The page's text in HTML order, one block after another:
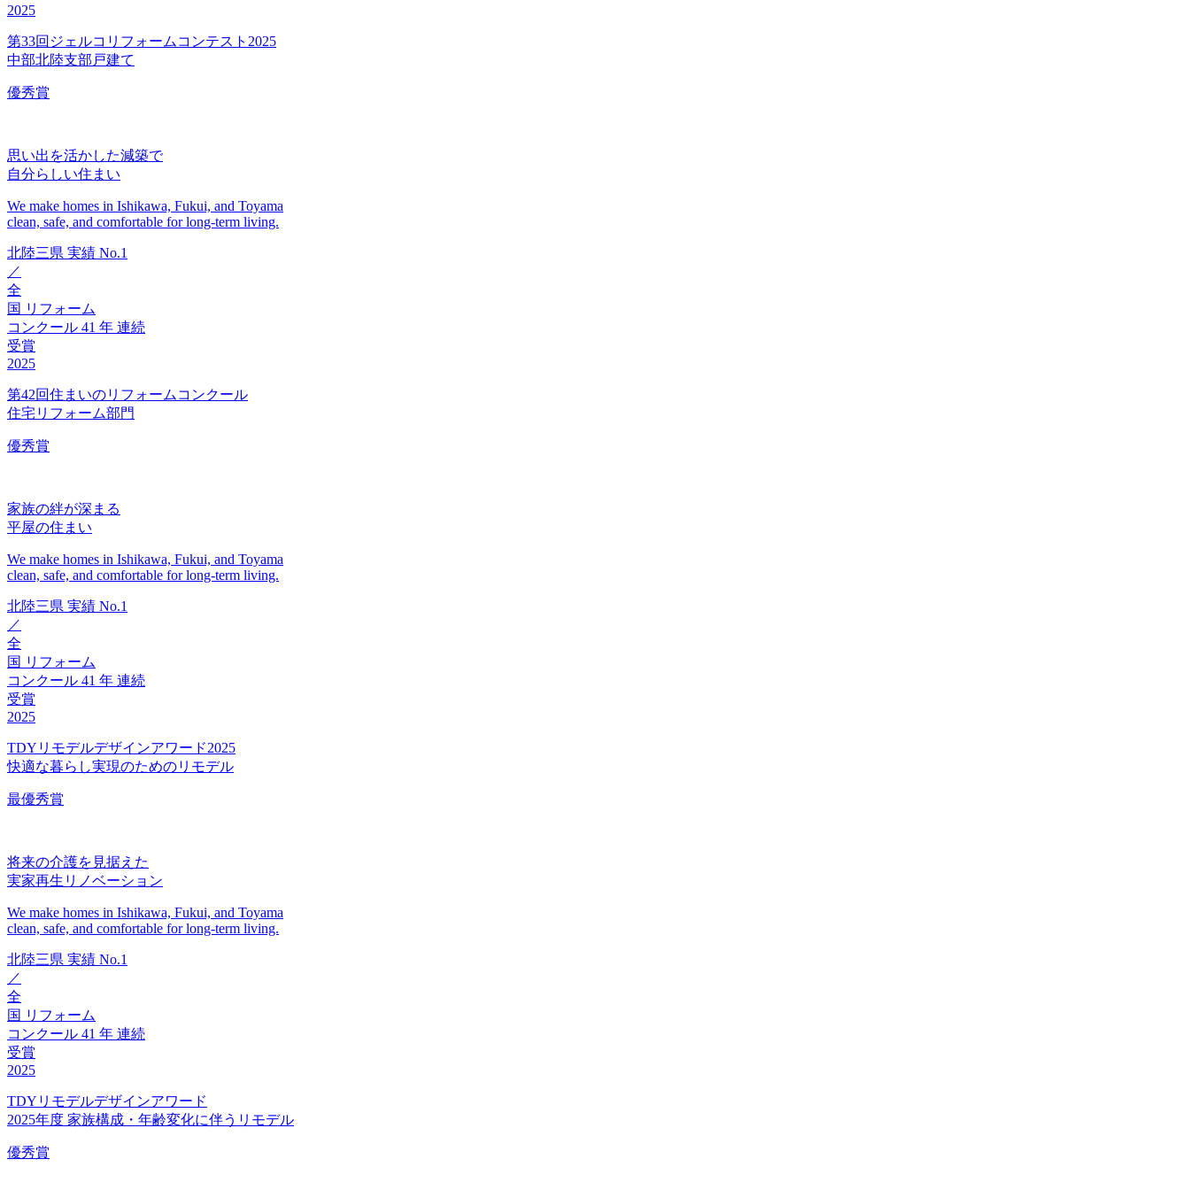
2025
第33回ジェルコリフォームコンテスト2025
中部北陸支部戸建て
優秀賞
思い出を活かした減築で
自分らしい住まい
We make homes in Ishikawa, Fukui, and Toyama
clean, safe, and comfortable for long-term living.
北陸三県 実績 No.1
／
全
国 リフォーム
コンクール 41 年 連続
受賞
2025
第42回住まいのリフォームコンクール
住宅リフォーム部門
優秀賞
家族の絆が深まる
平屋の住まい
We make homes in Ishikawa, Fukui, and Toyama
clean, safe, and comfortable for long-term living.
北陸三県 実績 No.1
／
全
国 リフォーム
コンクール 41 年 連続
受賞
2025
TDYリモデルデザインアワード2025
快適な暮らし実現のためのリモデル
最優秀賞
将来の介護を見据えた
実家再生リノベーション
We make homes in Ishikawa, Fukui, and Toyama
clean, safe, and comfortable for long-term living.
北陸三県 実績 No.1
／
全
国 リフォーム
コンクール 41 年 連続
受賞
2025
TDYリモデルデザインアワード
2025年度 家族構成・年齢変化に伴うリモデル
優秀賞